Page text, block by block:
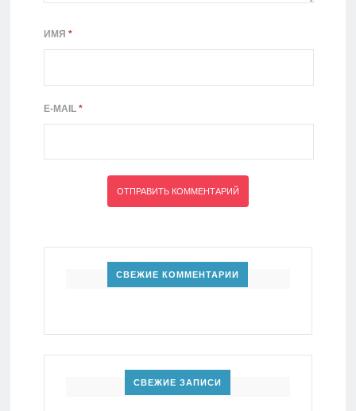
ИМЯ *
E-MAIL *
СВЕЖИЕ КОММЕНТАРИИ
СВЕЖИЕ ЗАПИСИ